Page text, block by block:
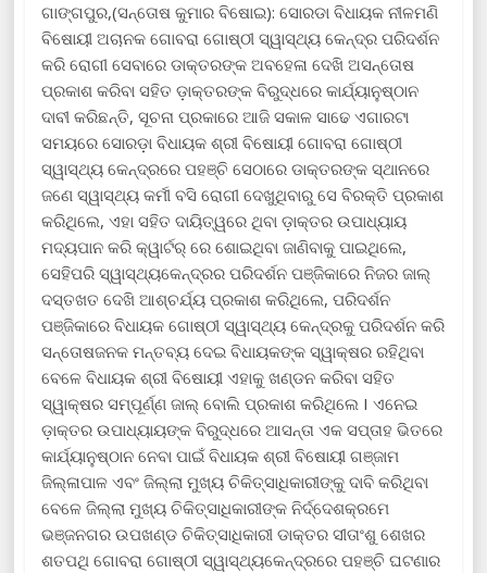
ଗାଙ୍ଗପୁର,(ସନ୍ତୋଷ କୁମାର ବିଷୋଇ): ସୋରଡା ବିଧାୟକ ନୀଳମଣି
ବିଷୋୟୀ ଅଚାନକ ଗୋବରା ଗୋଷ୍ଠୀ ସ୍ୱାସ୍ଥ୍ୟ କେନ୍ଦ୍ର ପରିଦର୍ଶନ
କରି ରୋଗୀ ସେବାରେ ଡାକ୍ତରଙ୍କ ଅବହେଳା ଦେଖି ଅସନ୍ତୋଷ
ପ୍ରକାଶ କରିବା ସହିତ ଡ଼ାକ୍ତରଙ୍କ ବିରୁଦ୍ଧରେ କାର୍ଯ୍ୟାନୁଷ୍ଠାନ
ଦାବୀ କରିଛନ୍ତି, ସୂଚନା ପ୍ରକାରେ ଆଜି ସକାଳ ସାଢେ ଏଗାରଟା
ସମୟରେ ସୋରଡ଼ା ବିଧାୟକ ଶ୍ରୀ ବିଷୋୟୀ ଗୋବରା ଗୋଷ୍ଠୀ
ସ୍ୱାସ୍ଥ୍ୟ କେନ୍ଦ୍ରରେ ପହଞ୍ଚି ସେଠାରେ ଡାକ୍ତରଙ୍କ ସ୍ଥାନରେ
ଜଣେ ସ୍ୱାସ୍ଥ୍ୟ କର୍ମୀ ବସି ରୋଗୀ ଦେଖୁଥିବାରୁ ସେ ବିରକ୍ତି ପ୍ରକାଶ
କରିଥିଲେ, ଏହା ସହିତ ଦାୟିତ୍ୱରେ ଥିବା ଡ଼ାକ୍ତର ଉପାଧ୍ୟାୟ
ମଦ୍ୟପାନ କରି କ୍ୱାର୍ଟର୍ ରେ ଶୋଇଥିବା ଜାଣିବାକୁ ପାଇଥିଲେ,
ସେହିପରି ସ୍ୱାସ୍ଥ୍ୟକେନ୍ଦ୍ରର ପରିଦର୍ଶନ ପଞ୍ଜିକାରେ ନିଜର ଜାଲ୍
ଦସ୍ତଖତ ଦେଖି ଆଶ୍ଚର୍ଯ୍ୟ ପ୍ରକାଶ କରିଥିଲେ, ପରିଦର୍ଶନ
ପଞ୍ଜିକାରେ ବିଧାୟକ ଗୋଷ୍ଠୀ ସ୍ୱାସ୍ଥ୍ୟ କେନ୍ଦ୍ରକୁ ପରିଦର୍ଶନ କରି
ସନ୍ତୋଷଜନକ ମନ୍ତବ୍ୟ ଦେଇ ବିଧାୟକଙ୍କ ସ୍ୱାକ୍ଷର ରହିଥିବା
ବେଳେ ବିଧାୟକ ଶ୍ରୀ ବିଷୋୟୀ ଏହାକୁ ଖଣ୍ଡନ କରିବା ସହିତ
ସ୍ୱାକ୍ଷର ସମ୍ପୂର୍ଣ୍ଣ ଜାଲ୍ ବୋଲି ପ୍ରକାଶ କରିଥିଲେ I ଏନେଇ
ଡ଼ାକ୍ତର ଉପାଧ୍ୟାୟଙ୍କ ବିରୁଦ୍ଧରେ ଆସନ୍ତା ଏକ ସପ୍ତାହ ଭିତରେ
କାର୍ଯ୍ୟାନୁଷ୍ଠାନ ନେବା ପାଇଁ ବିଧାୟକ ଶ୍ରୀ ବିଷୋୟୀ ଗଞ୍ଜାମ
ଜିଲ୍ଳାପାଳ ଏବଂ ଜିଲ୍ଲା ମୁଖ୍ୟ ଚିକିତ୍ସାଧିକାରୀଙ୍କୁ ଦାବି କରିଥିବା
ବେଳେ ଜିଲ୍ଲା ମୁଖ୍ୟ ଚିକିତ୍ସାଧିକାରୀଙ୍କ ନିର୍ଦ୍ଦେଶକ୍ରମେ
ଭଞ୍ଜନଗର ଉପଖଣ୍ଡ ଚିକିତ୍ସାଧିକାରୀ ଡାକ୍ତର ସୀତାଂଶୁ ଶେଖର
ଶତପଥି ଗୋବରା ଗୋଷ୍ଠୀ ସ୍ୱାସ୍ଥ୍ୟକେନ୍ଦ୍ରରେ ପହଞ୍ଚି ଘଟଣାର